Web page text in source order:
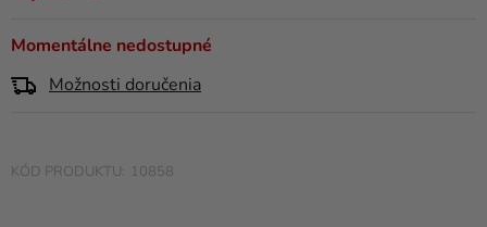
Kreatívne
Témy
5
hviezdičiek.
Momentálne nedostupné
Možnosti doručenia
10858